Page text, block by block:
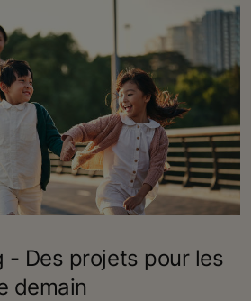
- Des projets pour les
demain